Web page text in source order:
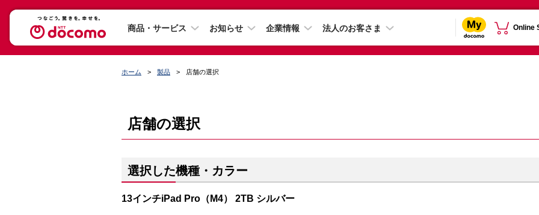
商品・サービス お知らせ 企業情報 法人のお客さま Online
ホーム 製品 店舗の選択
店舗の選択
選択した機種・カラー
13インチiPad Pro（M4） 2TB シルバー